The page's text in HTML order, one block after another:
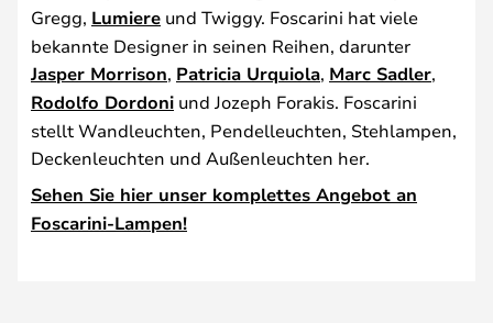
Gregg, Lumiere und Twiggy. Foscarini hat viele
bekannte Designer in seinen Reihen, darunter
Jasper Morrison, Patricia Urquiola, Marc Sadler,
Rodolfo Dordoni und Jozeph Forakis. Foscarini
stellt Wandleuchten, Pendelleuchten, Stehlampen,
Deckenleuchten und Außenleuchten her.
Sehen Sie hier unser komplettes Angebot an
Foscarini-Lampen!